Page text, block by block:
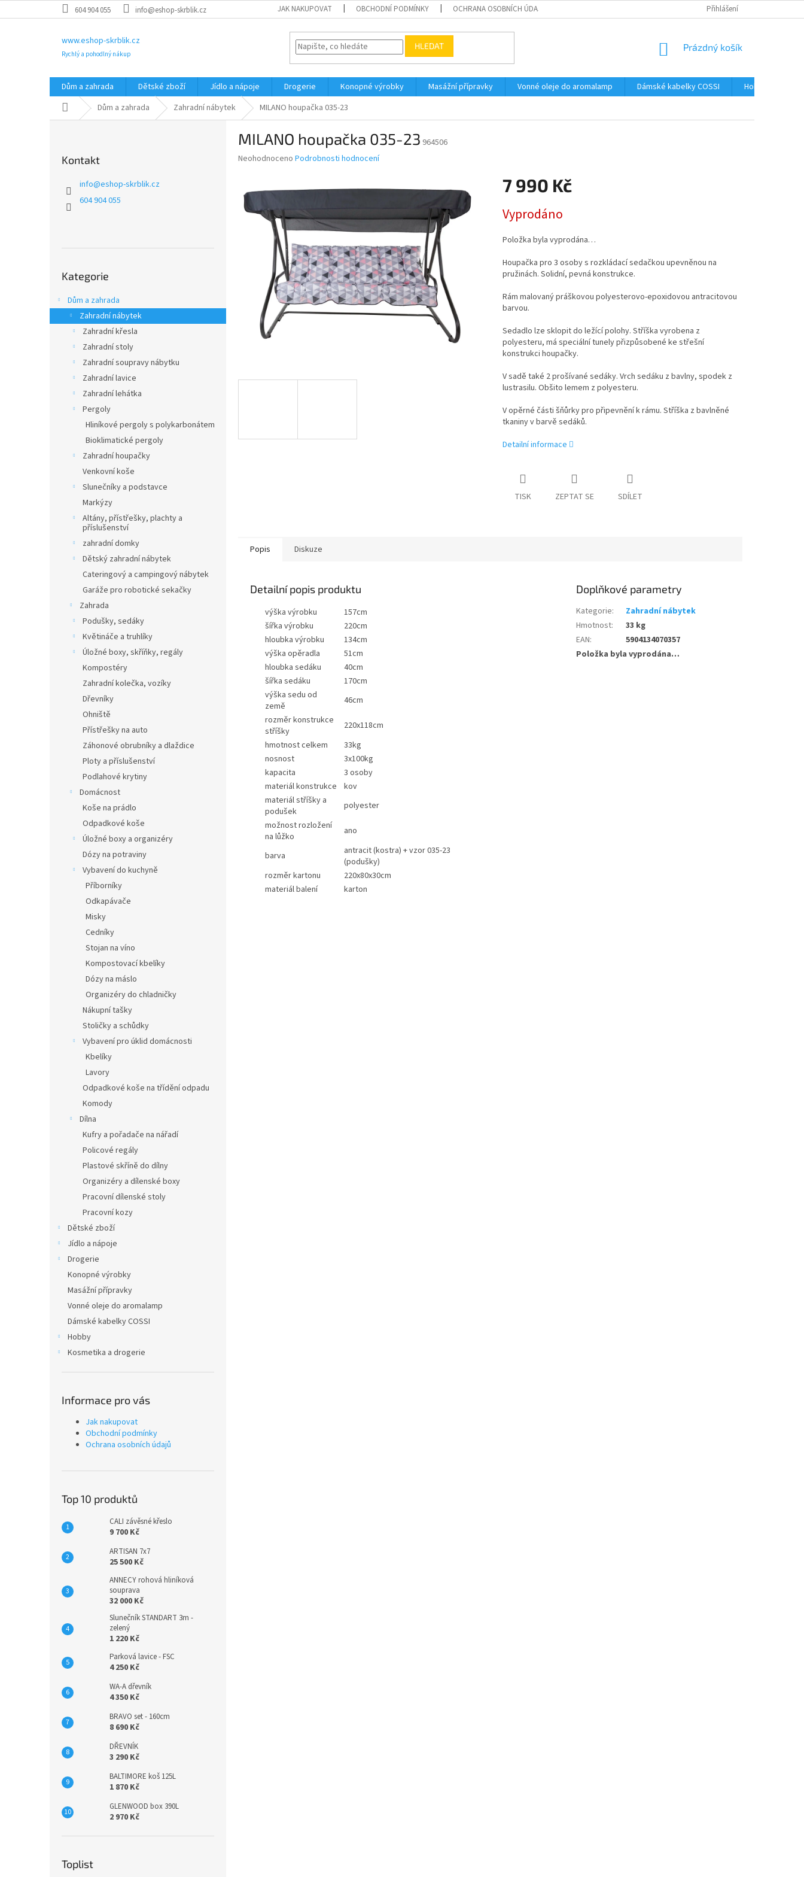
na
604 904 055 info@eshop-skrblik.cz JAK NAKUPOVAT OBCHODNÍ PODMÍNKY OCHRANA OSOBNÍCH ÚDAJŮ Přihlášení
www.eshop-skrblik.cz
Rychlý a pohodlný nákup
HLEDAT
NÁKUPNÍ
Prázdný košík
Dům a zahrada Dětské zboží Jídlo a nápoje Drogerie Konopné výrobky Masážní přípravky Vonné oleje do aromalamp Dámské kabelky COSSI Hobby
Domů Dům a zahrada Zahradní nábytek MILANO houpačka 035-23
Kontakt
info@eshop-skrblik.cz
604 904 055
kategorie
Kategorie
Dům a zahrada
Zahradní nábytek
Zahradní křesla
Zahradní stoly
Zahradní soupravy nábytku
Zahradní lavice
Zahradní lehátka
Pergoly
Hliníkové pergoly s polykarbonátem
Bioklimatické pergoly
Zahradní houpačky
Venkovní koše
Slunečníky a podstavce
Markýzy
Altány, přístřešky, plachty a
příslušenství
zahradní domky
Dětský zahradní nábytek
Cateringový a campingový nábytek
Garáže pro robotické sekačky
Zahrada
Podušky, sedáky
Květináče a truhlíky
Úložné boxy, skříňky, regály
Kompostéry
Zahradní kolečka, vozíky
Dřevníky
Ohniště
Přístřešky na auto
Záhonové obrubníky a dlaždice
Ploty a příslušenství
Podlahové krytiny
Domácnost
Koše na prádlo
Odpadkové koše
Úložné boxy a organizéry
Dózy na potraviny
Vybavení do kuchyně
Příborníky
Odkapávače
Misky
Cedníky
Stojan na víno
Kompostovací kbelíky
Dózy na máslo
Organizéry do chladničky
Nákupní tašky
Stoličky a schůdky
Vybavení pro úklid domácnosti
Kbelíky
Lavory
Odpadkové koše na třídění odpadu
Komody
Dílna
Kufry a pořadače na nářadí
Policové regály
Plastové skříně do dílny
Organizéry a dílenské boxy
Pracovní dílenské stoly
Pracovní kozy
Dětské zboží
Jídlo a nápoje
Drogerie
Konopné výrobky
Masážní přípravky
Vonné oleje do aromalamp
Dámské kabelky COSSI
Hobby
Kosmetika a drogerie
Informace pro vás
Jak nakupovat
Obchodní podmínky
Ochrana osobních údajů
Top 10 produktů
CALI závěsné křeslo
9 700 Kč
ARTISAN 7x7
25 500 Kč
ANNECY rohová hliníková
souprava
32 000 Kč
Slunečník STANDART 3m -
zelený
1 220 Kč
Parková lavice - FSC
4 250 Kč
WA-A dřevník
4 350 Kč
BRAVO set - 160cm
8 690 Kč
DŘEVNÍK
3 290 Kč
BALTIMORE koš 125L
1 870 Kč
GLENWOOD box 390L
2 970 Kč
Toplist
MILANO houpačka 035-23 964506
Průměrné
je
0,0
hvězdiček.
Neohodnoceno Podrobnosti hodnocení
7 990 Kč
cena:
Vyprodáno
Položka byla vyprodána…
Houpačka pro 3 osoby s rozkládací sedačkou upevněnou na
pružinách. Solidní, pevná konstrukce.
Rám malovaný práškovou polyesterovo-epoxidovou antracitovou
barvou.
Sedadlo lze sklopit do ležící polohy. Stříška vyrobena z
polyesteru, má speciální tunely přizpůsobené ke střešní
konstrukci houpačky.
V sadě také 2 prošívané sedáky. Vrch sedáku z bavlny, spodek z
lustrasilu. Obšito lemem z polyesteru.
V opěrné části šňůrky pro připevnění k rámu. Stříška z bavlněné
tkaniny v barvě sedáků.
Detailní informace
TISK ZEPTAT SE SDÍLET
Popis Diskuze
Detailní popis produktu
výška výrobku
157cm
šířka výrobku
220cm
hloubka výrobku
134cm
výška opěradla
51cm
hloubka sedáku
40cm
šířka sedáku
170cm
výška sedu od
země
46cm
rozměr konstrukce
stříšky
220x118cm
hmotnost celkem
33kg
nosnost
3x100kg
kapacita
3 osoby
materiál konstrukce
kov
materiál stříšky a
podušek
polyester
možnost rozložení
na lůžko
ano
barva
antracit (kostra) + vzor 035-23
(podušky)
rozměr kartonu
220x80x30cm
materiál balení
karton
Doplňkové parametry
Kategorie:
Zahradní nábytek
Hmotnost:
33 kg
EAN:
5904134070357
Položka byla vyprodána…